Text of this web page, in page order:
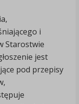
i
Starostwie
jest
pod przepisy